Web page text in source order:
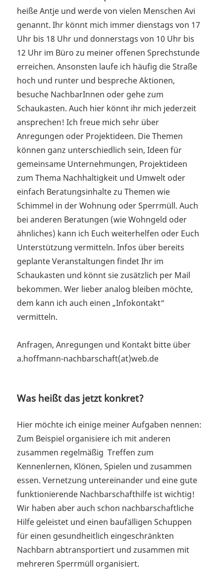
heiße Antje und werde von vielen Menschen Avi
genannt. Ihr könnt mich immer dienstags von 17
Uhr bis 18 Uhr und donnerstags von 10 Uhr bis
12 Uhr im Büro zu meiner offenen Sprechstunde
erreichen. Ansonsten laufe ich häufig die Straße
hoch und runter und bespreche Aktionen,
besuche NachbarInnen oder gehe zum
Schaukasten. Auch hier könnt ihr mich jederzeit
ansprechen! Ich freue mich sehr über
Anregungen oder Projektideen. Die Themen
können ganz unterschiedlich sein, Ideen für
gemeinsame Unternehmungen, Projektideen
zum Thema Nachhaltigkeit und Umwelt oder
einfach Beratungsinhalte zu Themen wie
Schimmel in der Wohnung oder Sperrmüll. Auch
bei anderen Beratungen (wie Wohngeld oder
ähnliches) kann ich Euch weiterhelfen oder Euch
Unterstützung vermitteln. Infos über bereits
geplante Veranstaltungen findet Ihr im
Schaukasten und könnt sie zusätzlich per Mail
bekommen. Wer lieber analog bleiben möchte,
dem kann ich auch einen „Infokontakt“
vermitteln.
Anfragen, Anregungen und Kontakt bitte über
a.hoffmann-nachbarschaft(at)web.de
Was heißt das jetzt konkret?
Hier möchte ich einige meiner Aufgaben nennen:
Zum Beispiel organisiere ich mit anderen
zusammen regelmäßig Treffen zum
Kennenlernen, Klönen, Spielen und zusammen
essen. Vernetzung untereinander und eine gute
funktionierende Nachbarschafthilfe ist wichtig!
Wir haben aber auch schon nachbarschaftliche
Hilfe geleistet und einen baufälligen Schuppen
für einen gesundheitlich eingeschränkten
Nachbarn abtransportiert und zusammen mit
mehreren Sperrmüll organisiert.